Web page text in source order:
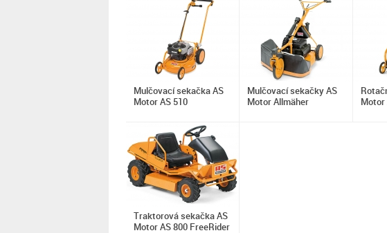
Mulčovací sekačka AS
Motor AS 510
Mulčovací sekačky AS
Motor Allmäher
Motor
Traktorová sekačka AS
Motor AS 800 FreeRider